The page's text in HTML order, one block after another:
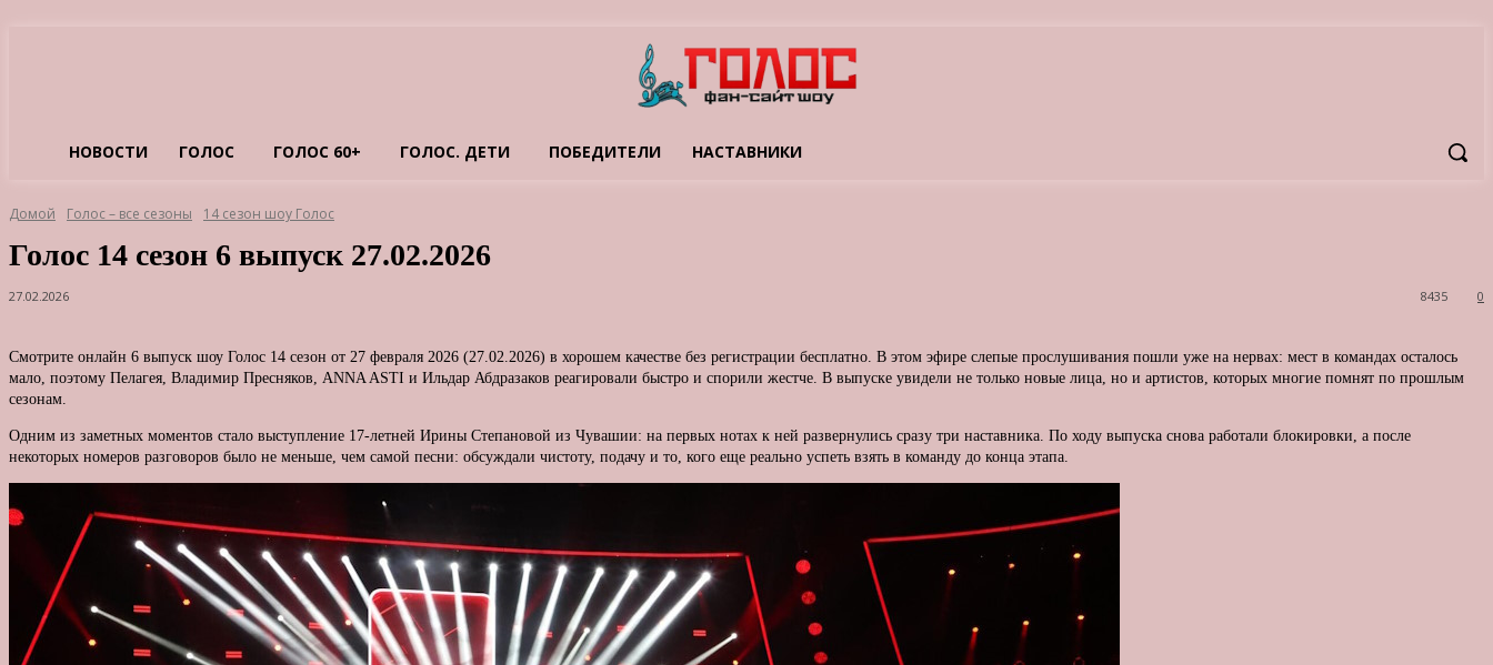
НОВОСТИ ГОЛОС ГОЛОС 60+ ГОЛОС. ДЕТИ ПОБЕДИТЕЛИ НАСТАВНИКИ
Домой Голос – все сезоны 14 сезон шоу Голос
Голос 14 сезон 6 выпуск 27.02.2026
27.02.2026 0
8435
Смотрите онлайн 6 выпуск шоу Голос 14 сезон от 27 февраля 2026 (27.02.2026) в хорошем качестве без регистрации бесплатно. В этом эфире слепые прослушивания пошли уже на нервах: мест в командах осталось
мало, поэтому Пелагея, Владимир Пресняков, ANNA ASTI и Ильдар Абдразаков реагировали быстро и спорили жестче. В выпуске увидели не только новые лица, но и артистов, которых многие помнят по прошлым
сезонам.
Одним из заметных моментов стало выступление 17-летней Ирины Степановой из Чувашии: на первых нотах к ней развернулись сразу три наставника. По ходу выпуска снова работали блокировки, а после
некоторых номеров разговоров было не меньше, чем самой песни: обсуждали чистоту, подачу и то, кого еще реально успеть взять в команду до конца этапа.